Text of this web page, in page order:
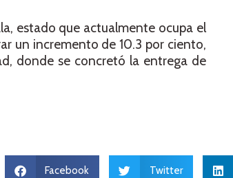
estado que actualmente ocupa el
un incremento de 10.3 por ciento,
donde se concretó la entrega de
Facebook Twitter